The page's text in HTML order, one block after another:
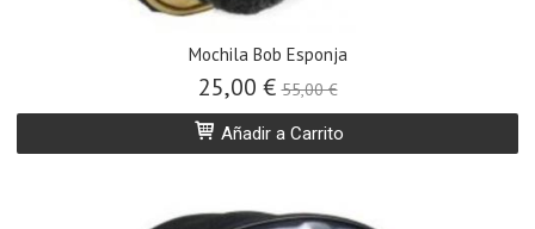
Mochila Bob Esponja
25,00 €55,00 €
Añadir a Carrito